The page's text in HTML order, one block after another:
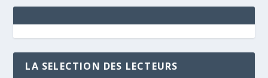
LA SELECTION DES LECTEURS